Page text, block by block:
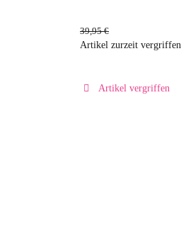
39,95 €
Artikel zurzeit vergriffen
Artikel vergriffen